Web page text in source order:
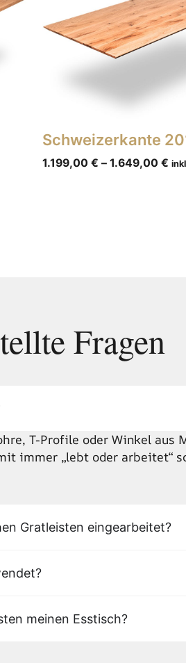
Schweizerkante
1.199,00 € – 1.649,00 €
Fragen
T-Profile oder Winkel
immer „lebt oder arbeitet“
Gratleisten eingearbeitet?
meinen Esstisch?